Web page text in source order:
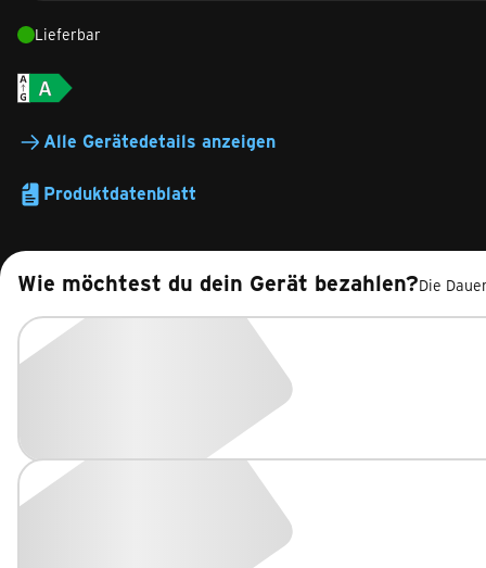
Lieferbar
Alle Gerätedetails anzeigen
Produktdatenblatt
Wie möchtest du dein Gerät bezahlen?Die